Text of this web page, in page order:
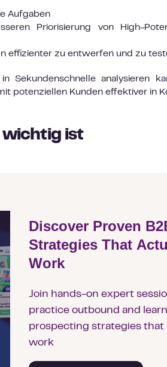
Aufgaben
Priorisierung von High-
effizienter zu entwerfen und zu
Sekundenschnelle analysieren
potenziellen Kunden effektiver in
wichtig ist
Discover Proven
Strategies That
Work
Join hands-on expert
practice outbound and learn
prospecting strategies that
work